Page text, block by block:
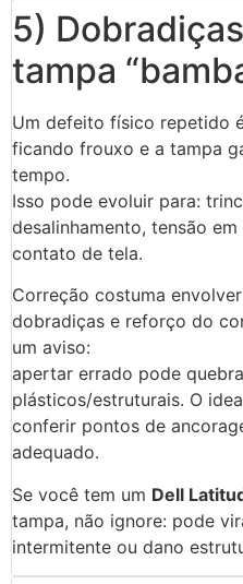
5)
tampa
Um defeito físico repetido
ficando frouxo e a tampa
tempo.
Isso pode evoluir para:
desalinhamento, tensão
contato de tela.
Correção costuma
dobradiças e reforço do
um aviso:
apertar errado pode
plásticos/estruturais. O
conferir pontos de
adequado.
Se você tem um Dell
tampa, não ignore: pode
intermitente ou dano